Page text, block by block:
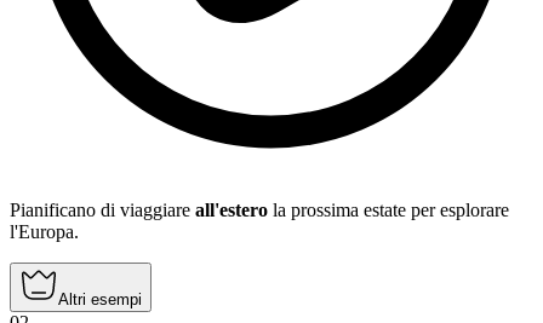
Pianificano di viaggiare all'estero la prossima estate per esplorare
l'Europa.
Altri esempi